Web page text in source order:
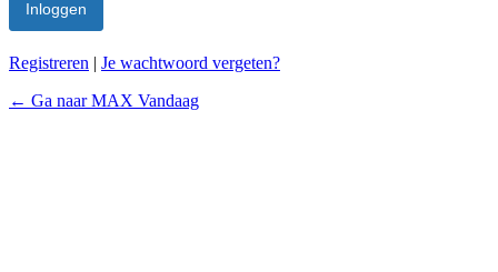
Registreren | Je wachtwoord vergeten?
← Ga naar MAX Vandaag